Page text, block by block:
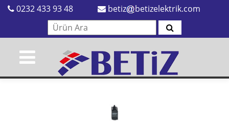
0232 433 93 48 betiz betizelektrik.com